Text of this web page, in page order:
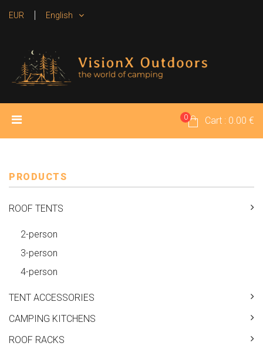
EUR English
HOME 0 Cart : 0.00 €
PRODUCTS
ROOF TENTS
2-person
3-person
4-person
TENT ACCESSORIES
CAMPING KITCHENS
ROOF RACKS